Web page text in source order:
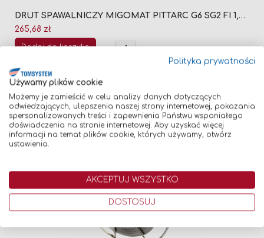
DRUT SPAWALNICZY MIGOMAT PITTARC G6 SG2 FI 1,2 (SZPULA 18KG)
265,68 zł
Dodaj do koszyka - +
DOSTĘPNY OD RĘKI
Polityka prywatności
Używamy plików cookie
Możemy je zamieścić w celu analizy danych dotyczących
odwiedzających, ulepszenia naszej strony internetowej, pokazania
spersonalizowanych treści i zapewnienia Państwu wspaniałego
doświadczenia na stronie internetowej. Aby uzyskać więcej
informacji na temat plików cookie, których używamy, otwórz
ustawienia.
AKCEPTUJ WSZYSTKO
DOSTOSUJ